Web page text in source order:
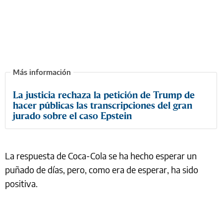
La justicia rechaza la petición de Trump de
hacer públicas las transcripciones del gran
jurado sobre el caso Epstein
La respuesta de Coca-Cola se ha hecho esperar un
puñado de días, pero, como era de esperar, ha sido
positiva.